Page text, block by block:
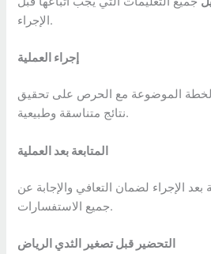
الإجراء.
إجراء العملية
الخطة الموضوعة مع الحرص على تحقيق
نتائج متناسقة وطبيعية.
المتابعة بعد العملية
بعد الإجراء لضمان التعافي والإجابة عن
جميع الاستفسارات.
التحضير قبل تصغير الثدي الرياض